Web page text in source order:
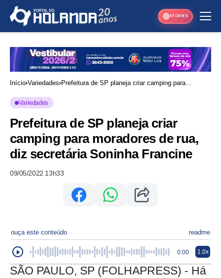
STORIES
Início Variedades Prefeitura de SP planeja criar camping para
Variedades
Prefeitura de SP planeja criar
camping para moradores de rua,
diz secretária Soninha Francine
09/05/2022 13h33
ouça este conteúdo readme
0:00 1.0x
SÃO PAULO, SP (FOLHAPRESS) - Há